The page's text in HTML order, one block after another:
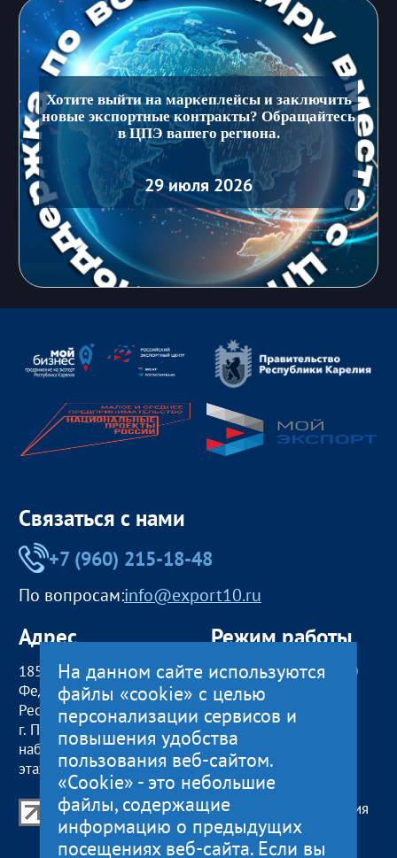
Хотите выйти на маркеплейсы и заключить
новые экспортные контракты? Обращайтесь
в ЦПЭ вашего региона.
29 июля 2026
Связаться с нами
+7 (960) 215-18-48
По вопросам:info@export10.ru
Адрес
185000, Российская
Федерация,
Республика Карелия
г. Петрозаводск,
наб. Гюллинга, 11 / 2
этаж, офис 2
Режим работы
пн — чт:09:00 — 18:00
пт:09:00 — 17:00
обед с 13:00 до 14:00
сб, вс
Центр поддержки экспорта Республики Карелия
© 2012—2024
На данном сайте используются
файлы «cookie» с целью
персонализации сервисов и
повышения удобства
пользования веб-сайтом.
«Cookie» - это небольшие
файлы, содержащие
информацию о предыдущих
посещениях веб-сайта. Если вы